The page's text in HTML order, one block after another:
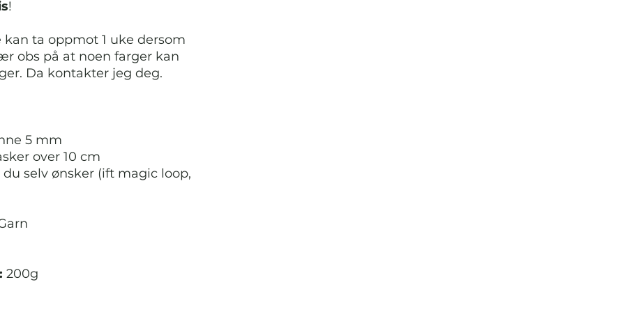
!
ta oppmot 1 uke dersom
obs på at noen farger kan
Da kontakter jeg deg.
5 mm
over 10 cm
selv ønsker (ift magic loop,
200g